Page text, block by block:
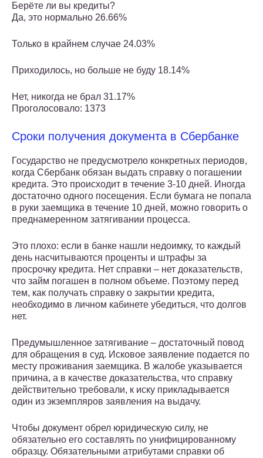
Берёте ли вы кредиты?
Да, это нормально 26.66%
Только в крайнем случае 24.03%
Приходилось, но больше не буду 18.14%
Нет, никогда не брал 31.17%
Проголосовало: 1373
Сроки получения документа в Сбербанке
Государство не предусмотрело конкретных периодов,
когда Сбербанк обязан выдать справку о погашении
кредита. Это происходит в течение 3-10 дней. Иногда
достаточно одного посещения. Если бумага не попала
в руки заемщика в течение 10 дней, можно говорить о
преднамеренном затягивании процесса.
Это плохо: если в банке нашли недоимку, то каждый
день насчитываются проценты и штрафы за
просрочку кредита. Нет справки – нет доказательств,
что займ погашен в полном объеме. Поэтому перед
тем, как получать справку о закрытии кредита,
необходимо в личном кабинете убедиться, что долгов
нет.
Предумышленное затягивание – достаточный повод
для обращения в суд. Исковое заявление подается по
месту проживания заемщика. В жалобе указывается
причина, а в качестве доказательства, что справку
действительно требовали, к иску прикладывается
один из экземпляров заявления на выдачу.
Чтобы документ обрел юридическую силу, не
обязательно его составлять по унифицированному
образцу. Обязательными атрибутами справки об